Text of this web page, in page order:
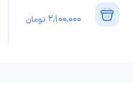
2,100,000 تومان